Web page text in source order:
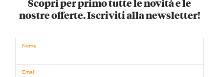
Scopri per primo tutte le novità e le
nostre offerte. Iscriviti alla newsletter!
Nome
Email